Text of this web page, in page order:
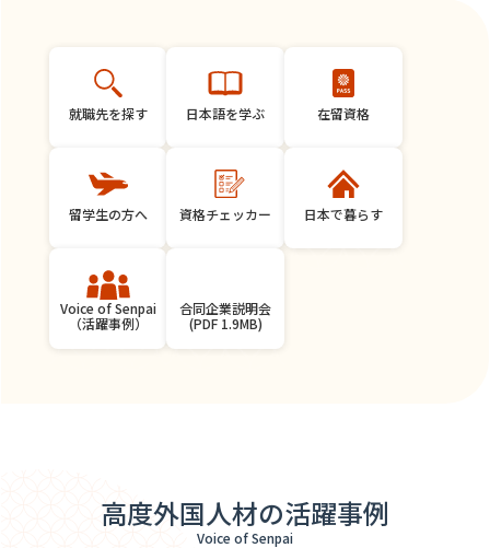
就職先を探す 日本語を学ぶ 在留資格
留学生の方へ 資格チェッカー 日本で暮らす
Voice of Senpai
（活躍事例）
合同企業説明会
(PDF 1.9MB)
高度外国人材の活躍事例
Voice of Senpai